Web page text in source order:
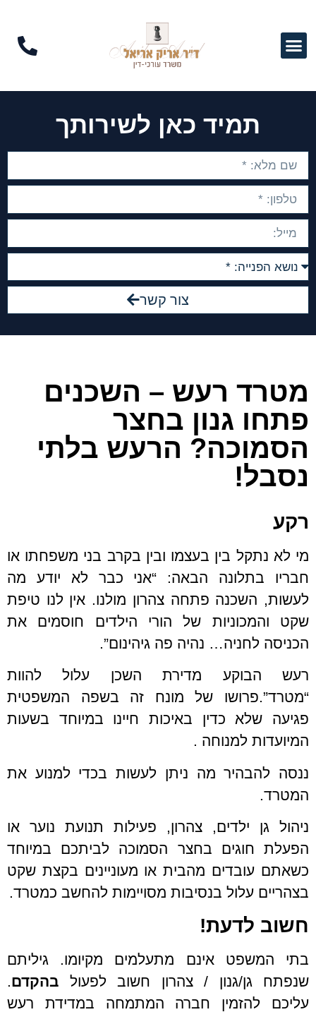
תמיד כאן לשירותך
צור קשר
מטרד רעש – השכנים
פתחו גנון בחצר
הסמוכה? הרעש בלתי
נסבל!
רקע
מי לא נתקל בין בעצמו ובין בקרב בני משפחתו או
חבריו בתלונה הבאה: “אני כבר לא יודע מה
לעשות, השכנה פתחה צהרון מולנו. אין לנו טיפת
שקט והמכוניות של הורי הילדים חוסמים את
הכניסה לחניה… נהיה פה גיהינום”.
רעש הבוקע מדירת השכן עלול להוות
“מטרד”.פרושו של מונח זה בשפה המשפטית
פגיעה שלא כדין באיכות חיינו במיוחד בשעות
המיועדות למנוחה .
ננסה להבהיר מה ניתן לעשות בכדי למנוע את
המטרד.
ניהול גן ילדים, צהרון, פעילות תנועת נוער או
הפעלת חוגים בחצר הסמוכה לביתכם במיוחד
כשאתם עובדים מהבית או מעוניינים בקצת שקט
בצהריים עלול בנסיבות מסויימות להחשב כמטרד.
חשוב לדעת!
בתי המשפט אינם מתעלמים מקיומו. גיליתם
שנפתח גן/גנון / צהרון חשוב לפעול בהקדם
עליכם להזמין חברה המתמחה במדידת רעש